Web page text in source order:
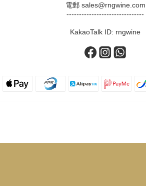
電郵 sales@rngwine.com
-------------------------------
KakaoTalk ID: rngwine